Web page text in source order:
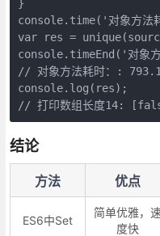
}
console.time('对象方法
var res =
console.timeEnd('对象
// 对象方法耗时：:
console.log(res);
// 打印数组长度14:
结论
方法 优点
ES6中Set
简单优雅，
度快